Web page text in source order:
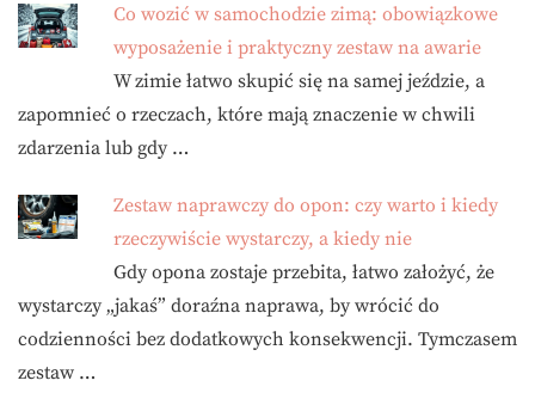
Co wozić w samochodzie zimą: obowiązkowe
wyposażenie i praktyczny zestaw na awarie
W zimie łatwo skupić się na samej jeździe, a
zapomnieć o rzeczach, które mają znaczenie w chwili
zdarzenia lub gdy …
Zestaw naprawczy do opon: czy warto i kiedy
rzeczywiście wystarczy, a kiedy nie
Gdy opona zostaje przebita, łatwo założyć, że
wystarczy „jakaś” doraźna naprawa, by wrócić do
codzienności bez dodatkowych konsekwencji. Tymczasem
zestaw …